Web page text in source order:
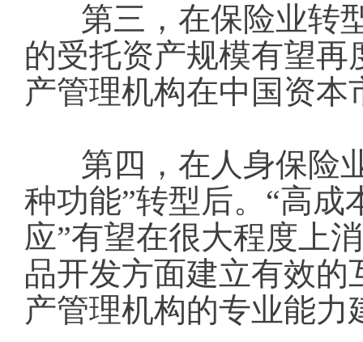
第三，在保险业转
的受托资产规模有望
产管理机构在中国资本
第四，在人身保险
种功能”转型后。“高成
应”有望在很大程度上
品开发方面建立有效
产管理机构的专业能